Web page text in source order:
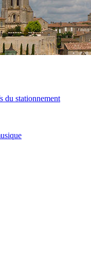
du stationnement